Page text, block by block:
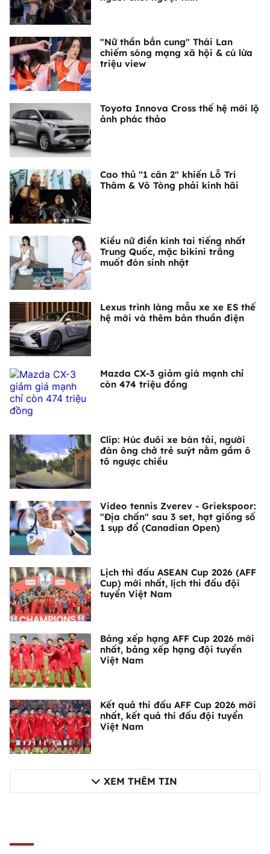
"Nữ thần bắn cung" Thái Lan
chiếm sóng mạng xã hội & cú lừa
triệu view
Toyota Innova Cross thế hệ mới lộ
ảnh phác thảo
Cao thủ "1 cân 2" khiến Lỗ Trí
Thâm & Võ Tòng phải kinh hãi
Kiều nữ điền kinh tai tiếng nhất
Trung Quốc, mặc bikini trắng
muốt đón sinh nhật
Lexus trình làng mẫu xe xe ES thế
hệ mới và thêm bản thuần điện
Mazda CX-3 giảm giá mạnh chỉ
còn 474 triệu đồng
Clip: Húc đuôi xe bán tải, người
đàn ông chở trẻ suýt nằm gầm ô
tô ngược chiều
Video tennis Zverev - Griekspoor:
"Địa chấn" sau 3 set, hạt giống số
1 sụp đổ (Canadian Open)
Lịch thi đấu ASEAN Cup 2026 (AFF
Cup) mới nhất, lịch thi đấu đội
tuyển Việt Nam
Bảng xếp hạng AFF Cup 2026 mới
nhất, bảng xếp hạng đội tuyển
Việt Nam
Kết quả thi đấu AFF Cup 2026 mới
nhất, kết quả thi đấu đội tuyển
Việt Nam
XEM THÊM TIN